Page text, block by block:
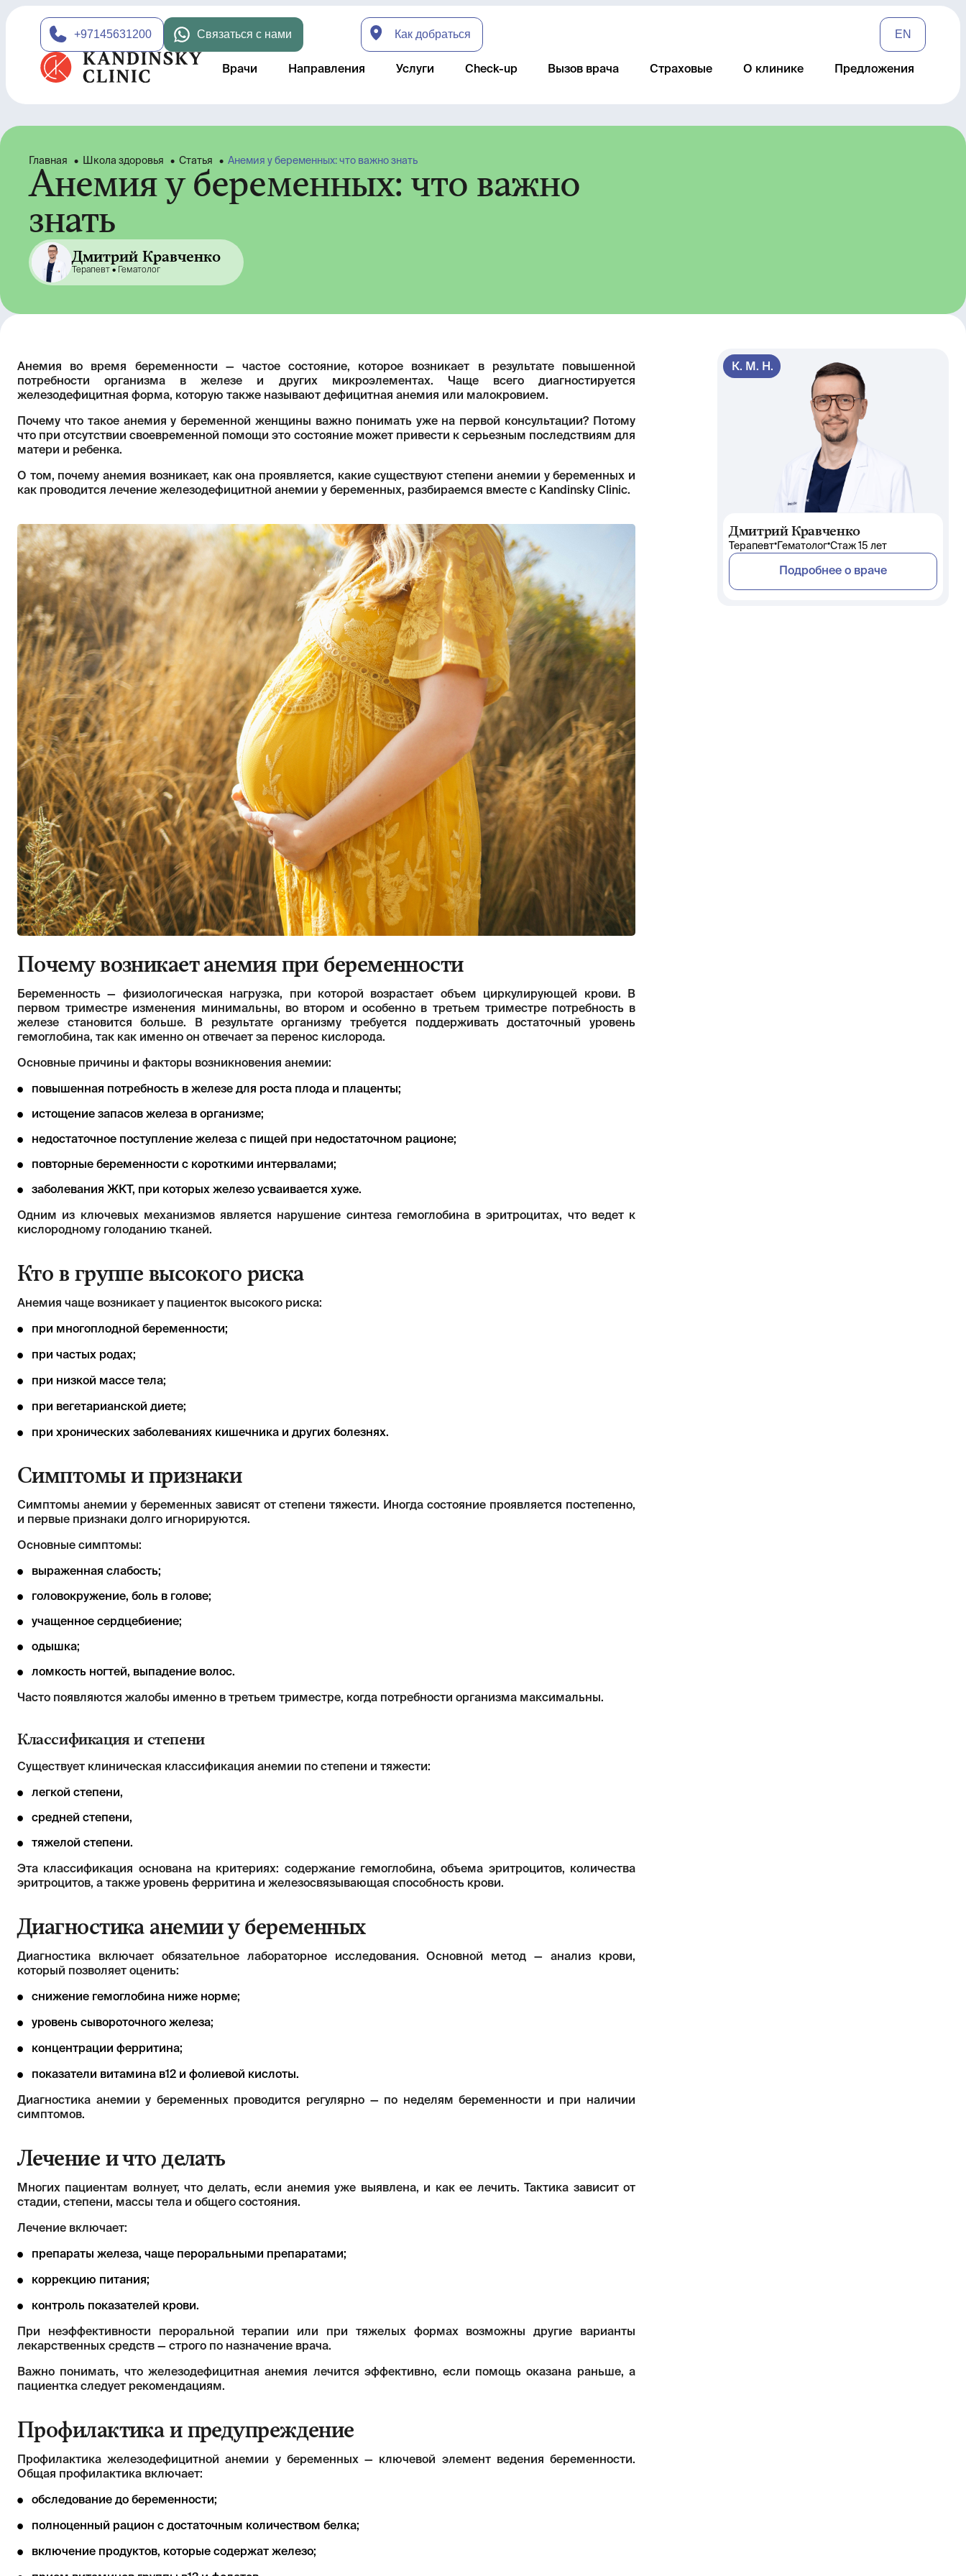
+97145631200 Связаться с нами Как добраться EN
Врачи Направления Услуги Check-up Вызов врача Страховые О клинике Предложения
Главная • Школа здоровья • Статья • Анемия у беременных: что важно знать
Анемия у беременных: что важно
знать
Дмитрий Кравченко
Терапевт • Гематолог
Анемия во время беременности — частое состояние, которое возникает в результате повышенной
потребности организма в железе и других микроэлементах. Чаще всего диагностируется
железодефицитная форма, которую также называют дефицитная анемия или малокровием.
Почему что такое анемия у беременной женщины важно понимать уже на первой консультации? Потому
что при отсутствии своевременной помощи это состояние может привести к серьезным последствиям для
матери и ребенка.
О том, почему анемия возникает, как она проявляется, какие существуют степени анемии у беременных и
как проводится лечение железодефицитной анемии у беременных, разбираемся вместе с Kandinsky Clinic.
Почему возникает анемия при беременности
Беременность — физиологическая нагрузка, при которой возрастает объем циркулирующей крови. В
первом триместре изменения минимальны, во втором и особенно в третьем триместре потребность в
железе становится больше. В результате организму требуется поддерживать достаточный уровень
гемоглобина, так как именно он отвечает за перенос кислорода.
Основные причины и факторы возникновения анемии:
повышенная потребность в железе для роста плода и плаценты;
истощение запасов железа в организме;
недостаточное поступление железа с пищей при недостаточном рационе;
повторные беременности с короткими интервалами;
заболевания ЖКТ, при которых железо усваивается хуже.
Одним из ключевых механизмов является нарушение синтеза гемоглобина в эритроцитах, что ведет к
кислородному голоданию тканей.
Кто в группе высокого риска
Анемия чаще возникает у пациенток высокого риска:
при многоплодной беременности;
при частых родах;
при низкой массе тела;
при вегетарианской диете;
при хронических заболеваниях кишечника и других болезнях.
Симптомы и признаки
Симптомы анемии у беременных зависят от степени тяжести. Иногда состояние проявляется постепенно,
и первые признаки долго игнорируются.
Основные симптомы:
выраженная слабость;
головокружение, боль в голове;
учащенное сердцебиение;
одышка;
ломкость ногтей, выпадение волос.
Часто появляются жалобы именно в третьем триместре, когда потребности организма максимальны.
Классификация и степени
Существует клиническая классификация анемии по степени и тяжести:
легкой степени,
средней степени,
тяжелой степени.
Эта классификация основана на критериях: содержание гемоглобина, объема эритроцитов, количества
эритроцитов, а также уровень ферритина и железосвязывающая способность крови.
Диагностика анемии у беременных
Диагностика включает обязательное лабораторное исследования. Основной метод — анализ крови,
который позволяет оценить:
снижение гемоглобина ниже норме;
уровень сывороточного железа;
концентрации ферритина;
показатели витамина в12 и фолиевой кислоты.
Диагностика анемии у беременных проводится регулярно — по неделям беременности и при наличии
симптомов.
Лечение и что делать
Многих пациентам волнует, что делать, если анемия уже выявлена, и как ее лечить. Тактика зависит от
стадии, степени, массы тела и общего состояния.
Лечение включает:
препараты железа, чаще пероральными препаратами;
коррекцию питания;
контроль показателей крови.
При неэффективности пероральной терапии или при тяжелых формах возможны другие варианты
лекарственных средств — строго по назначение врача.
Важно понимать, что железодефицитная анемия лечится эффективно, если помощь оказана раньше, а
пациентка следует рекомендациям.
Профилактика и предупреждение
Профилактика железодефицитной анемии у беременных — ключевой элемент ведения беременности.
Общая профилактика включает:
обследование до беременности;
полноценный рацион с достаточным количеством белка;
включение продуктов, которые содержат железо;
К. М. Н.
Дмитрий Кравченко
Терапевт• Гематолог•Стаж 15 лет
Подробнее о враче